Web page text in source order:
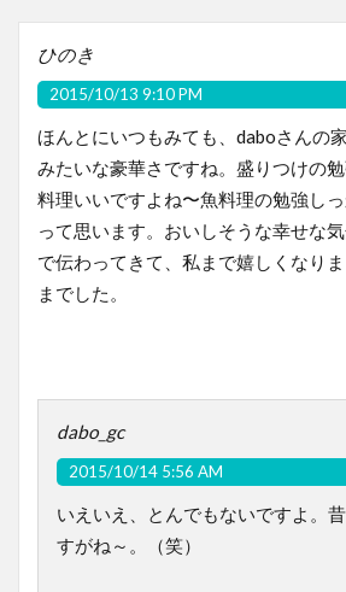
ひのき
2015/10/13 9:10 PM
ほんとにいつもみても、daboさんの
みたいな豪華さですね。盛りつけの
料理いいですよね〜魚料理の勉強し
って思います。おいしそうな幸せな
で伝わってきて、私まで嬉しくなり
までした。
dabo_gc
2015/10/14 5:56 AM
いえいえ、とんでもないですよ。
すがね～。（笑）